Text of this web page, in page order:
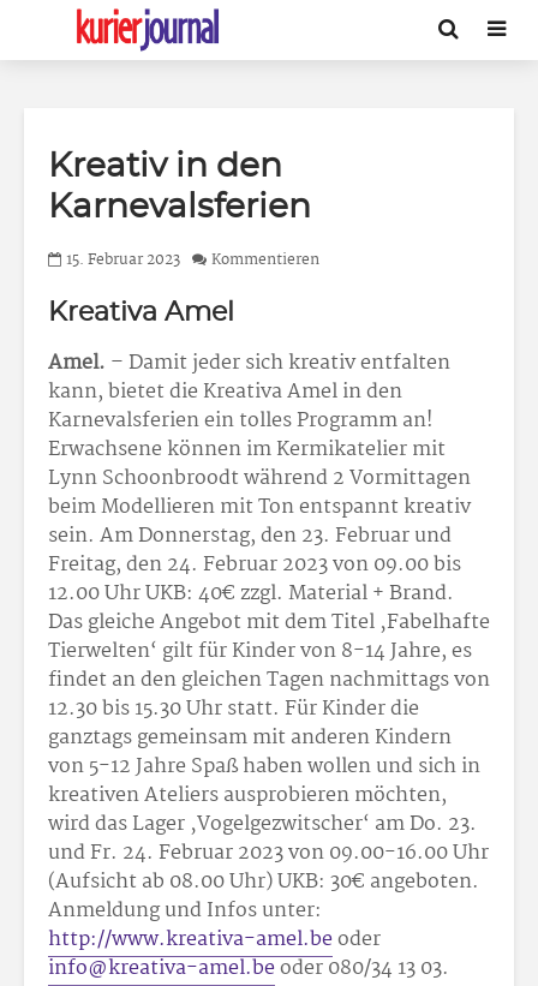
Kreativ in den
Karnevalsferien
15. Februar 2023 Kommentieren
Kreativa Amel
Amel. – Damit jeder sich kreativ entfalten
kann, bietet die Kreativa Amel in den
Karnevalsferien ein tolles Programm an!
Erwachsene können im Kermikatelier mit
Lynn Schoonbroodt während 2 Vormittagen
beim Modellieren mit Ton entspannt kreativ
sein. Am Donnerstag, den 23. Februar und
Freitag, den 24. Februar 2023 von 09.00 bis
12.00 Uhr UKB: 40€ zzgl. Material + Brand.
Das gleiche Angebot mit dem Titel ‚Fabelhafte
Tierwelten‘ gilt für Kinder von 8-14 Jahre, es
findet an den gleichen Tagen nachmittags von
12.30 bis 15.30 Uhr statt. Für Kinder die
ganztags gemeinsam mit anderen Kindern
von 5-12 Jahre Spaß haben wollen und sich in
kreativen Ateliers ausprobieren möchten,
wird das Lager ‚Vogelgezwitscher‘ am Do. 23.
und Fr. 24. Februar 2023 von 09.00-16.00 Uhr
(Aufsicht ab 08.00 Uhr) UKB: 30€ angeboten.
Anmeldung und Infos unter:
http://www.kreativa-amel.beoder
info@kreativa-amel.beoder 080/34 13 03.